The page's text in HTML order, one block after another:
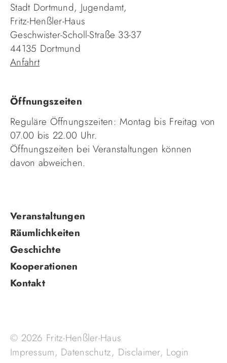
Stadt Dortmund, Jugendamt,
Fritz-Henßler-Haus
Geschwister-Scholl-Straße 33-37
44135 Dortmund
Anfahrt
Öffnungszeiten
Reguläre Öffnungszeiten: Montag bis Freitag von
07.00 bis 22.00 Uhr.
Öffnungszeiten bei Veranstaltungen können
davon abweichen.
Navigation
überspringen
Veranstaltungen
Räumlichkeiten
Geschichte
Kooperationen
Kontakt
© 2026 Fritz-Henßler-Haus
Impressum, Datenschutz, Disclaimer, Login